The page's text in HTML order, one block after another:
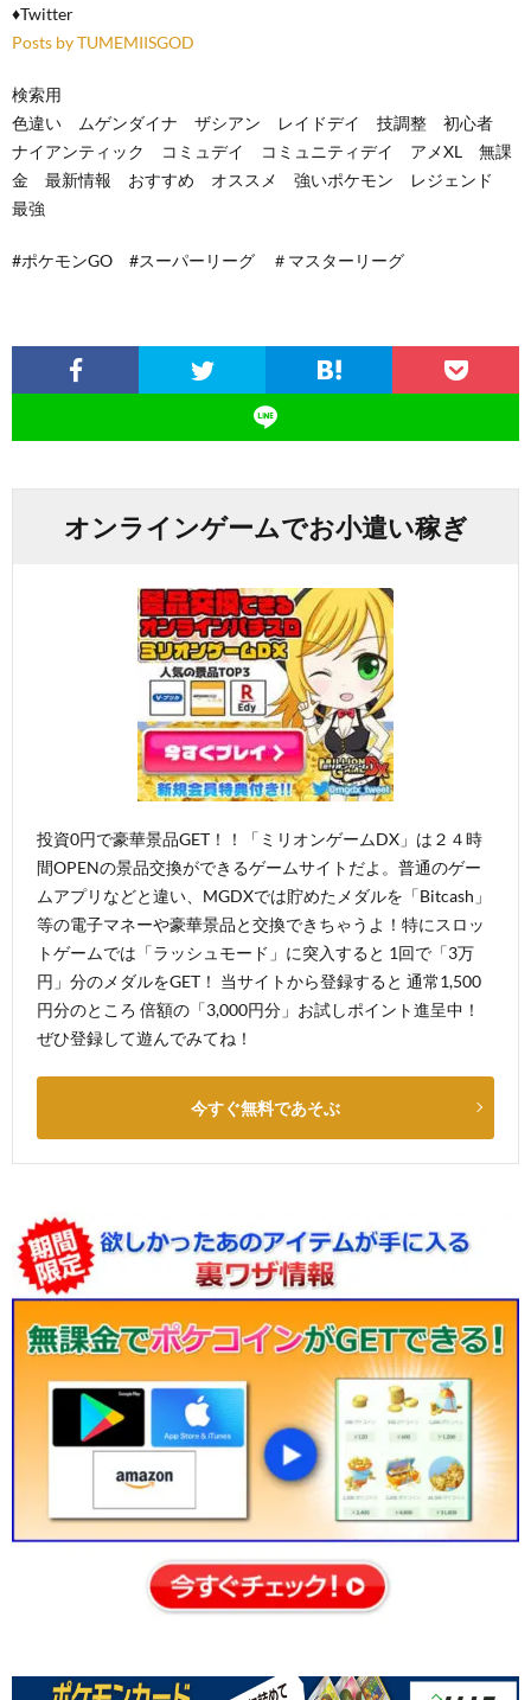
​♦Twitter
Posts by TUMEMIISGOD
検索用
色違い ムゲンダイナ ザシアン レイドデイ 技調整 初心者
ナイアンティック コミュデイ コミュニティデイ アメXL 無課
金 最新情報 おすすめ オススメ 強いポケモン レジェンド
最強
#ポケモンGO #スーパーリーグ ＃マスターリーグ
オンラインゲームでお小遣い稼ぎ
投資0円で豪華景品GET！！「ミリオンゲームDX」は２４時
間OPENの景品交換ができるゲームサイトだよ。普通のゲー
ムアプリなどと違い、MGDXでは貯めたメダルを「Bitcash」
等の電子マネーや豪華景品と交換できちゃうよ！特にスロッ
トゲームでは「ラッシュモード」に突入すると 1回で「3万
円」分のメダルをGET！ 当サイトから登録すると 通常1,500
円分のところ 倍額の「3,000円分」お試しポイント進呈中！
ぜひ登録して遊んでみてね！
今すぐ無料であそぶ